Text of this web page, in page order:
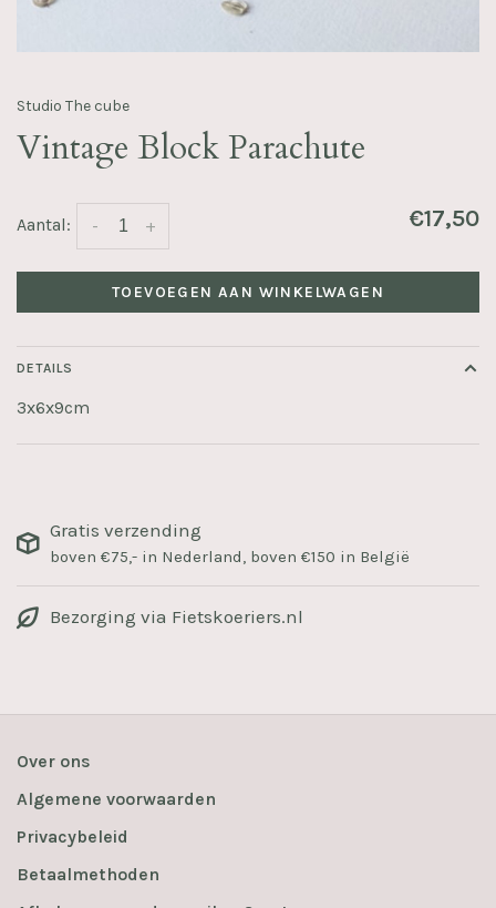
Studio The cube
Vintage Block Parachute
Aantal: +
- €17,50
TOEVOEGEN AAN WINKELWAGEN
DETAILS
3x6x9cm
Gratis verzending
boven €75,- in Nederland, boven €150 in België
Bezorging via Fietskoeriers.nl
Over ons
Algemene voorwaarden
Privacybeleid
Betaalmethoden